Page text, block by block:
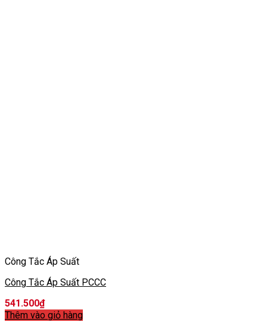
Công Tắc Áp Suất
Công Tắc Áp Suất PCCC
541.500₫
Thêm vào giỏ hàng